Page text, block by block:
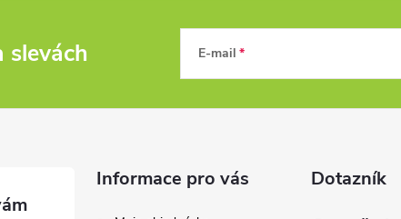
slevách E-mail
Informace pro vás
Dotazník